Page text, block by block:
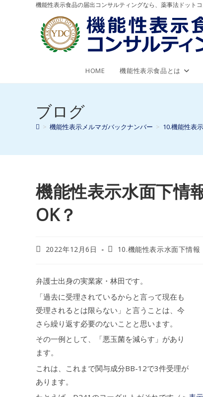
機能性表示食品の届出コンサルティングなら、薬事法ドット
HOME 機能性表示食品とは
ブログ
> 機能性表示メルマガバックナンバー > 10.機能性表
機能性表示水面下情
OK？
2022年12月6日 10.機能性表示水面下情報
弁護士出身の実業家・林田です。
「過去に受理されているからと言って現在も
受理されるとは限らない」と言うことは、今
さら繰り返す必要のないことと思います。
その一例として、「悪玉菌を減らす」があり
ます。
これは、これまで関与成分BB-12で3件受理が
あります。